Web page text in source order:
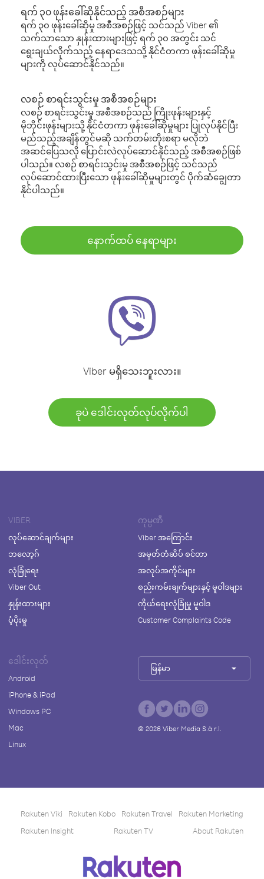
ရက် ၃၀ ဖုန်းခေါ်ဆိုနိုင်သည့် အစီအစဉ်များ
ရက် ၃၀ ဖုန်းခေါ်ဆိုမှု အစီအစဉ်ဖြင့် သင်သည် Viber ၏
သက်သာသော နှုန်းထားများဖြင့် ရက် ၃၀ အတွင်း သင်
ရွေးချယ်လိုက်သည့် နေရာဒေသသို့ နိုင်ငံတကာ ဖုန်းခေါ်ဆိုမှု
များကို လုပ်ဆောင်နိုင်သည်။
လစဉ် စာရင်းသွင်းမှု အစီအစဉ်များ
လစဉ် စာရင်းသွင်းမှု အစီအစဉ်သည် ကြိုးဖုန်းများနှင့်
မိုဘိုင်းဖုန်းများသို့ နိုင်ငံတကာ ဖုန်းခေါ်ဆိုမှုများ ပြုလုပ်နိုင်ပြီး
မည်သည့်အချိန်တွင်မဆို သက်တမ်းတိုးစရာ မလိုဘဲ
အဆင်ပြေသလို ပြောင်းလဲလုပ်ဆောင်နိုင်သည့် အစီအစဉ်ဖြစ်
ပါသည်။ လစဉ် စာရင်းသွင်းမှု အစီအစဉ်ဖြင့် သင်သည်
လုပ်ဆောင်ထားပြီးသော ဖုန်းခေါ်ဆိုမှုများတွင် ပိုက်ဆံချွေတာ
နိုင်ပါသည်။
နောက်ထပ် နေရာများ
Viber မရှိသေးဘူးလား။
ခုပဲ ဒေါင်းလုတ်လုပ်လိုက်ပါ
VIBER
လုပ်ဆောင်ချက်များ
ဘလော့ဂ်
လုံခြုံရေး
Viber Out
နှုန်းထားများ
ပံ့ပိုးမှု
ကုမ္ပဏီ
Viber အကြောင်း
အမှတ်တံဆိပ် စင်တာ
အလုပ်အကိုင်များ
စည်းကမ်းချက်များနှင့် မူဝါဒများ
ကိုယ်ရေးလုံခြုံမှု မူဝါဒ
Customer Complaints Code
ဒေါင်းလုတ်
Android
iPhone & iPad
Windows PC
Mac
Linux
မြန်မာ
© 2026Viber Media S.à r.l.
Rakuten Viki Rakuten Kobo Rakuten Travel
Rakuten Marketing
Rakuten Insight
Rakuten TV About Rakuten